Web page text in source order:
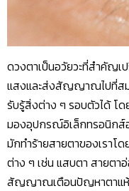
ดวงตาเป็นอวัยวะที่สำคัญเ
แสงและส่งสัญญาณไปที่สม
รับรู้สิ่งต่าง ๆ รอบตัวได้ โด
มองอุปกรณ์อิเล็กทรอนิกส์
มักทำร้ายสายตาของเราโ
ต่าง ๆ เช่น แสบตา สายตา
สัญญาณเตือนปัญหาตาแห้